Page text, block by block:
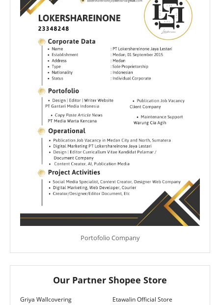
Portofolio Company
Our Partner Shopee Store
Griya Wallcovering Etawalin Official Store